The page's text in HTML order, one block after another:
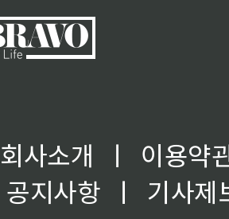
회사소개 ㅣ
이용약
공지사항
ㅣ
기사제